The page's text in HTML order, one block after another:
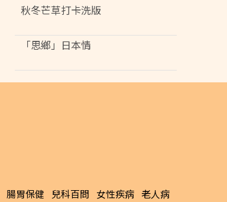
秋冬芒草打卡洗版
「思鄉」日本情
腸胃保健 兒科百問 女性疾病 老人病